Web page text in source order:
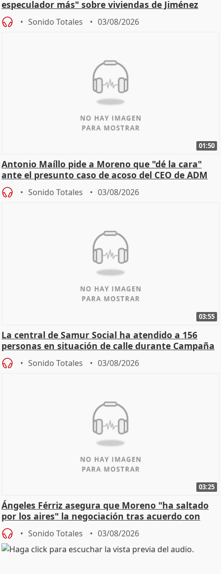
especulador más" sobre viviendas de Jiménez
Becerril
Sonido Totales 03/08/2026
01:50
Antonio Maíllo pide a Moreno que "dé la cara"
ante el presunto caso de acoso del CEO de ADM
Sonido Totales 03/08/2026
03:55
La central de Samur Social ha atendido a 156
personas en situación de calle durante Campaña
de Calor
Sonido Totales 03/08/2026
03:25
Ángeles Férriz asegura que Moreno "ha saltado
por los aires" la negociación tras acuerdo con
SMA
Sonido Totales 03/08/2026